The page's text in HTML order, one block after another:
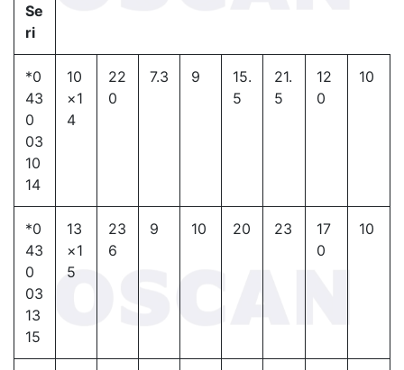
Se
ri
*0
43
0
03
10
14
10
×1
4
22
0
7.3 9
15.
5
21.
5
12
0
10
*0
43
0
03
13
15
13
×1
5
23
6
9 10 20 23
17
0
10